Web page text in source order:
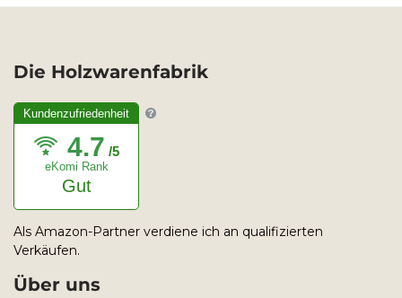
Die Holzwarenfabrik
Kundenzufriedenheit
4.7 /5
eKomi Rank
Gut
Als Amazon-Partner verdiene ich an qualifizierten
Verkäufen.
Über uns